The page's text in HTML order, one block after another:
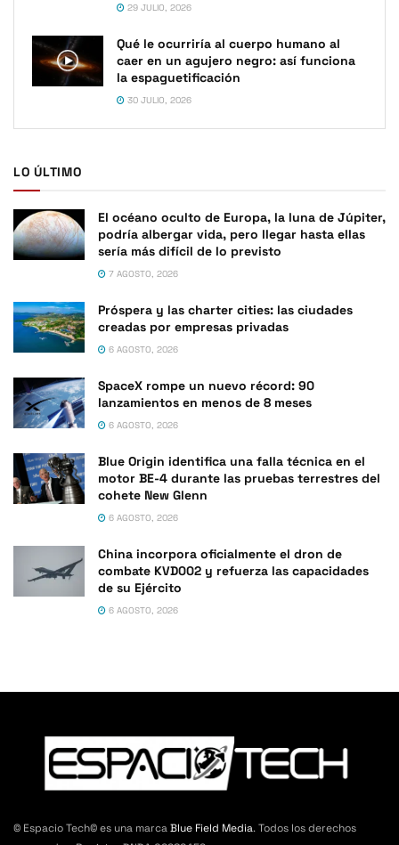
29 JULIO, 2026
Qué le ocurriría al cuerpo humano al
caer en un agujero negro: así funciona
la espaguetificación
30 JULIO, 2026
LO ÚLTIMO
El océano oculto de Europa, la luna de Júpiter,
podría albergar vida, pero llegar hasta ellas
sería más difícil de lo previsto
7 AGOSTO, 2026
Próspera y las charter cities: las ciudades
creadas por empresas privadas
6 AGOSTO, 2026
SpaceX rompe un nuevo récord: 90
lanzamientos en menos de 8 meses
6 AGOSTO, 2026
Blue Origin identifica una falla técnica en el
motor BE-4 durante las pruebas terrestres del
cohete New Glenn
6 AGOSTO, 2026
China incorpora oficialmente el dron de
combate KVD002 y refuerza las capacidades
de su Ejército
6 AGOSTO, 2026
© Espacio Tech© es una marcaBlue Field Media. Todos los derechos